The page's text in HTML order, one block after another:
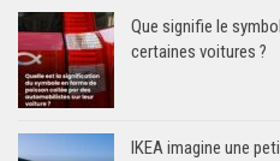
Que signifie le
certaines voitures ?
IKEA imagine une